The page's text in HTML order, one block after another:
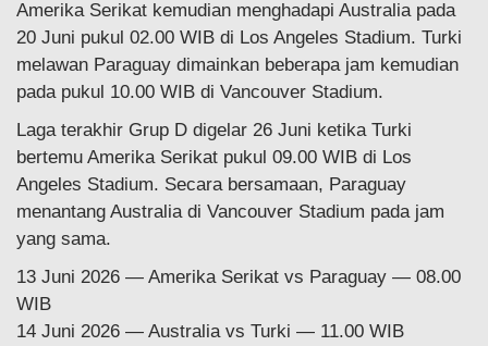
Amerika Serikat kemudian menghadapi Australia pada
20 Juni pukul 02.00 WIB di Los Angeles Stadium. Turki
melawan Paraguay dimainkan beberapa jam kemudian
pada pukul 10.00 WIB di Vancouver Stadium.
Laga terakhir Grup D digelar 26 Juni ketika Turki
bertemu Amerika Serikat pukul 09.00 WIB di Los
Angeles Stadium. Secara bersamaan, Paraguay
menantang Australia di Vancouver Stadium pada jam
yang sama.
13 Juni 2026 — Amerika Serikat vs Paraguay — 08.00
WIB
14 Juni 2026 — Australia vs Turki — 11.00 WIB